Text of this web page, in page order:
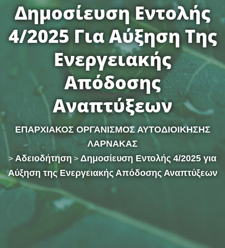
Δημοσίευση Εντολής
4/2025 Για Αύξηση Της
Ενεργειακής
Απόδοσης
Αναπτύξεων
ΕΠΑΡΧΙΑΚΟΣ ΟΡΓΑΝΙΣΜΟΣ ΑΥΤΟΔΙΟΙΚΗΣΗΣ
ΛΑΡΝΑΚΑΣ
> Αδειοδήτηση > Δημοσίευση Εντολής 4/2025 για
Αύξηση της Ενεργειακής Απόδοσης Αναπτύξεων